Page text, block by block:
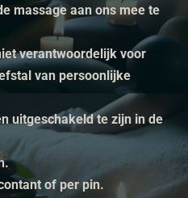
massage aan ons mee te
verantwoordelijk voor
van persoonlijke
uitgeschakeld te zijn in de
of per pin.